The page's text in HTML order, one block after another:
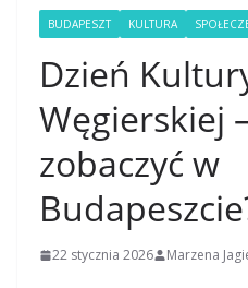
BUDAPESZT KULTURA
Dzień
Węgierskiej
zobaczyć w
22 stycznia 2026 Marzena